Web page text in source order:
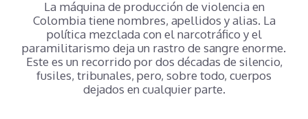
La máquina de producción de violencia en
Colombia tiene nombres, apellidos y alias. La
política mezclada con el narcotráfico y el
paramilitarismo deja un rastro de sangre enorme.
Este es un recorrido por dos décadas de silencio,
fusiles, tribunales, pero, sobre todo, cuerpos
dejados en cualquier parte.